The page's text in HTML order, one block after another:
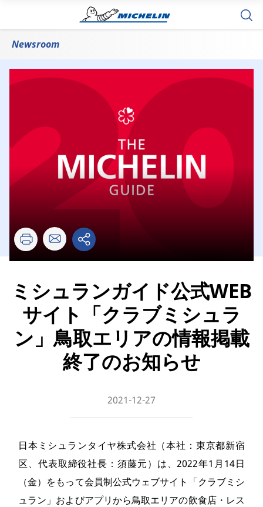
Newsroom
ミシュランガイド公式WEB
サイト「クラブミシュラ
ン」鳥取エリアの情報掲載
終了のお知らせ
2021-12-27
日本ミシュランタイヤ株式会社（本社：東京都新宿
区、代表取締役社長：須藤元）は、2022年1月14日
（金）をもって会員制公式ウェブサイト「クラブミシ
ュラン」およびアプリから鳥取エリアの飲食店・レス